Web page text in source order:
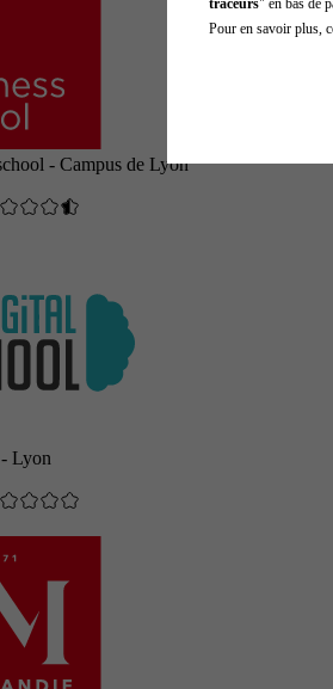
- Campus de Lyon
Lyon
Pour en savoir plus,